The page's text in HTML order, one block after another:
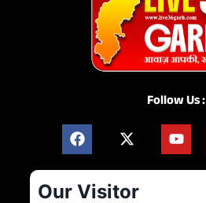
Follow Us :
Our Visitor